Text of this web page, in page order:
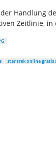
Handlung
Zeitlinie, in
star trek online gratis